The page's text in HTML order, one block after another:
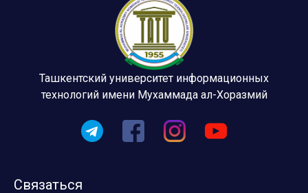
Ташкентский университет информационных
технологий имени Мухаммада ал-Хоразмий
Связаться